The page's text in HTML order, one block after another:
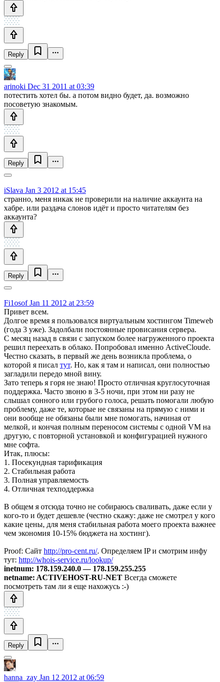
Reply
arinoki Dec 31 2011 at 03:39
потестить хотел бы. а потом видно будет, да. возможно
посоветую знакомым.
Reply
iSlava Jan 3 2012 at 15:45
странно, меня никак не проверили на наличие аккаунта на
хабре. или раздача слонов идёт и просто читателям без
аккаунта?
Reply
Fi1osofJan 11 2012 at 23:59
Привет всем.
Долгое время я пользовался виртуальным хостингом Timeweb
(года 3 уже). Задолбали постоянные провисания сервера.
С месяц назад в связи с запуском более нагруженного проекта
решил переехать в облако. Попробовал именно ActiveCloude.
Честно сказать, в первый же день возникла проблема, о
которой я писал тут. Но, как я там и написал, они полностью
загладили передо мной вину.
Зато теперь я горя не знаю! Просто отличная круглосуточная
поддержка. Часто звоню в 3-5 ночи, при этом ни разу не
слышал сонного или грубого голоса, решать помогали любую
проблему, даже те, которые не связаны на прямую с ними и
они вообще не обязаны были мне помогать, начиная от
мелкой, и кончая полным переносом системы с одной VM на
другую, с повторной установкой и конфигурацией нужного
мне софта.
Итак, плюсы:
1. Посекундная тарификация
2. Стабильная работа
3. Полная управляемость
4. Отличная техподдержка
В общем я отсюда точно не собираюсь сваливать, даже если у
кого-то и будет дешевле (честно скажу: даже не смотрел у кого
какие цены, для меня стабильная работа моего проекта важнее
чем экономия 10-15% бюджета на хостинг).
Proof: Сайт http://pro-cent.ru/. Определяем IP и смотрим инфу
тут: http://whois-service.ru/lookup/
inetnum: 178.159.240.0 — 178.159.255.255
netname: ACTIVEHOST-RU-NET Всегда сможете
посмотреть там ли я еще нахожусь :-)
Reply
hanna_zay Jan 12 2012 at 06:59